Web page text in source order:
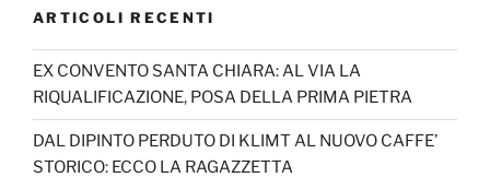
ARTICOLI RECENTI
EX CONVENTO SANTA CHIARA: AL VIA LA
RIQUALIFICAZIONE, POSA DELLA PRIMA PIETRA
DAL DIPINTO PERDUTO DI KLIMT AL NUOVO CAFFE’
STORICO: ECCO LA RAGAZZETTA